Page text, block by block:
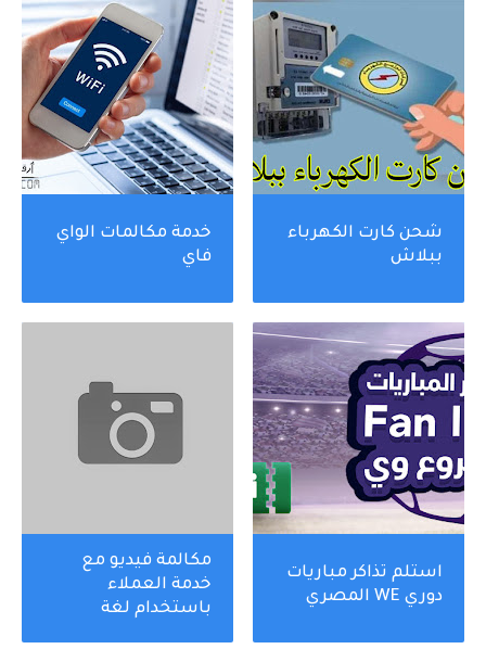
شحن كارت الكهرباء
ببلاش
خدمة مكالمات الواي
فاي
استلم تذاكر مباريات
دوري WE المصري
مكالمة فيديو مع
خدمة العملاء
باستخدام لغة